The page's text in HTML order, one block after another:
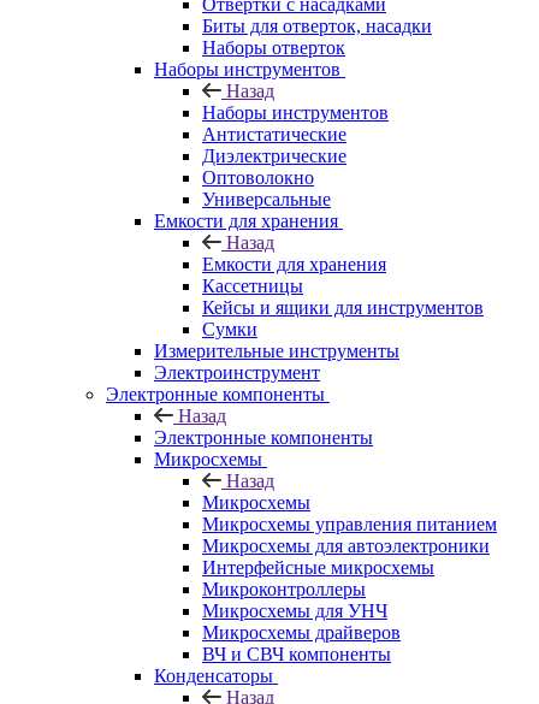
Отвертки с насадками
Биты для отверток, насадки
Наборы отверток
Наборы инструментов
Назад
Наборы инструментов
Антистатические
Диэлектрические
Оптоволокно
Универсальные
Емкости для хранения
Назад
Емкости для хранения
Кассетницы
Кейсы и ящики для инструментов
Сумки
Измерительные инструменты
Электроинструмент
Электронные компоненты
Назад
Электронные компоненты
Микросхемы
Назад
Микросхемы
Микросхемы управления питанием
Микросхемы для автоэлектроники
Интерфейсные микросхемы
Микроконтроллеры
Микросхемы для УНЧ
Микросхемы драйверов
ВЧ и СВЧ компоненты
Конденсаторы
Назад